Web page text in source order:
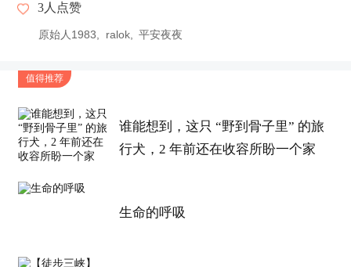
3人点赞
原始人1983 ralok 平安夜夜
值得推荐
谁能想到，这只 “野到骨子里” 的旅
行犬，2 年前还在收容所盼一个家
生命的呼吸